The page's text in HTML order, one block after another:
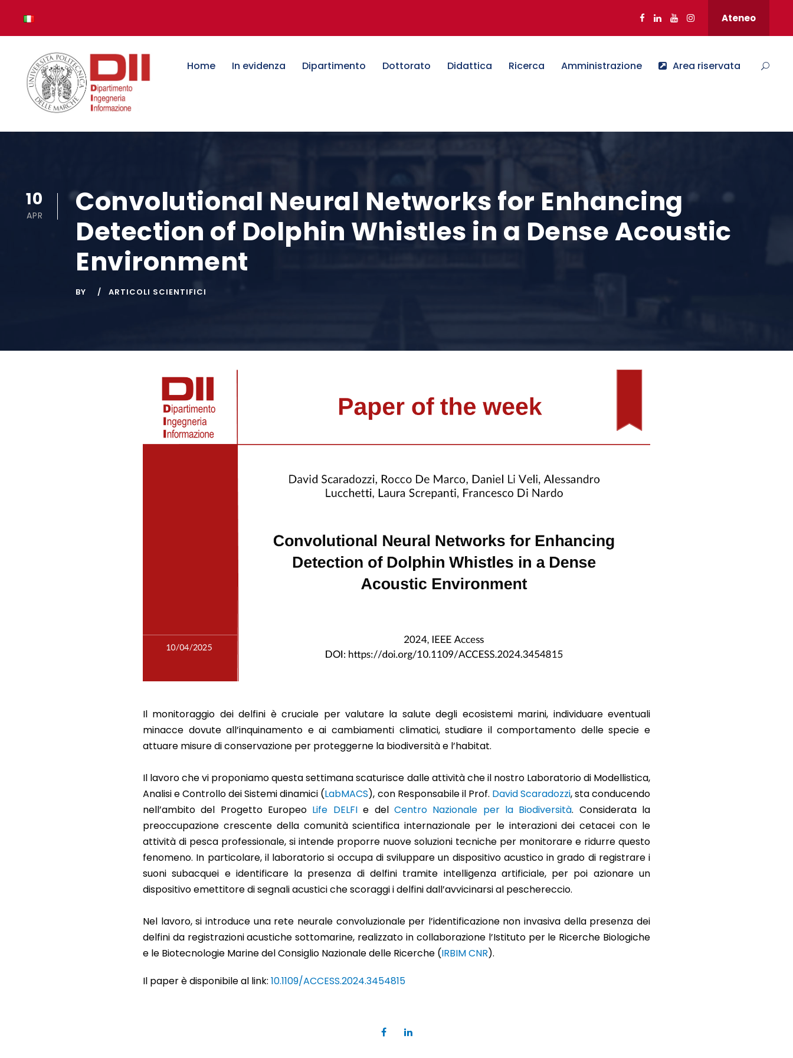
Ateneo
Home In evidenza Dipartimento Dottorato Didattica Ricerca Amministrazione Area riservata
10
APR
Convolutional Neural Networks for Enhancing
Detection of Dolphin Whistles in a Dense Acoustic
Environment
BY ARTICOLI SCIENTIFICI
Il monitoraggio dei delfini è cruciale per valutare la salute degli ecosistemi marini, individuare eventuali
minacce dovute all’inquinamento e ai cambiamenti climatici, studiare il comportamento delle specie e
attuare misure di conservazione per proteggerne la biodiversità e l’habitat.
Il lavoro che vi proponiamo questa settimana scaturisce dalle attività che il nostro Laboratorio di Modellistica,
Analisi e Controllo dei Sistemi dinamici (LabMACS), con Responsabile il Prof. David Scaradozzi, sta conducendo
nell’ambito del Progetto Europeo Life DELFIe del Centro Nazionale per la Biodiversità. Considerata la
preoccupazione crescente della comunità scientifica internazionale per le interazioni dei cetacei con le
attività di pesca professionale, si intende proporre nuove soluzioni tecniche per monitorare e ridurre questo
fenomeno. In particolare, il laboratorio si occupa di sviluppare un dispositivo acustico in grado di registrare i
suoni subacquei e identificare la presenza di delfini tramite intelligenza artificiale, per poi azionare un
dispositivo emettitore di segnali acustici che scoraggi i delfini dall’avvicinarsi al peschereccio.
Nel lavoro, si introduce una rete neurale convoluzionale per l’identificazione non invasiva della presenza dei
delfini da registrazioni acustiche sottomarine, realizzato in collaborazione l’Istituto per le Ricerche Biologiche
e le Biotecnologie Marine del Consiglio Nazionale delle Ricerche (IRBIM CNR).
Il paper è disponibile al link: 10.1109/ACCESS.2024.3454815